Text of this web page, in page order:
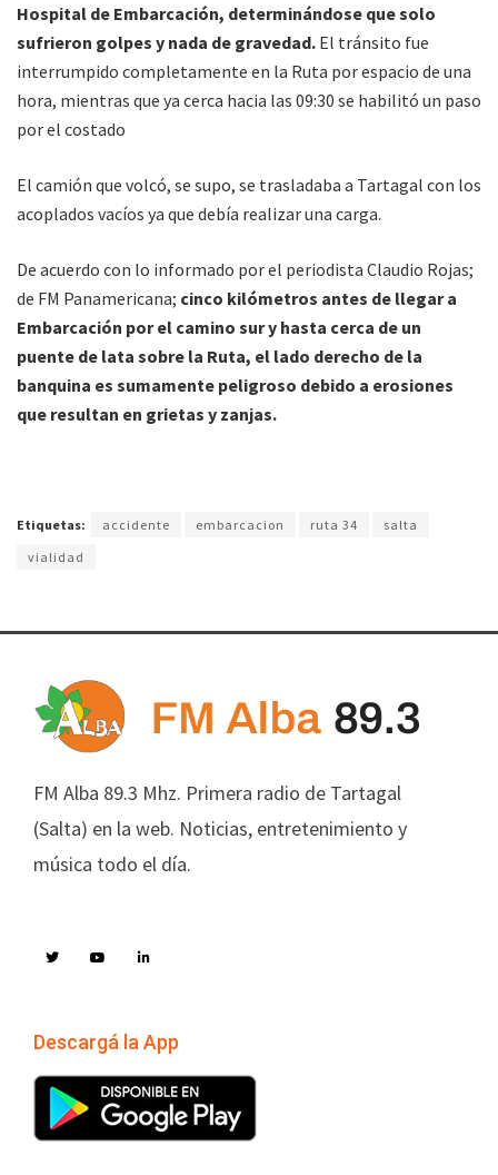
Hospital de Embarcación, determinándose que solo
sufrieron golpes y nada de gravedad. El tránsito fue
interrumpido completamente en la Ruta por espacio de una
hora, mientras que ya cerca hacia las 09:30 se habilitó un paso
por el costado
El camión que volcó, se supo, se trasladaba a Tartagal con los
acoplados vacíos ya que debía realizar una carga.
De acuerdo con lo informado por el periodista Claudio Rojas;
de FM Panamericana; cinco kilómetros antes de llegar a
Embarcación por el camino sur y hasta cerca de un
puente de lata sobre la Ruta, el lado derecho de la
banquina es sumamente peligroso debido a erosiones
que resultan en grietas y zanjas.
Etiquetas: accidente embarcacion ruta 34
salta
vialidad
FM Alba 89.3 Mhz. Primera radio de Tartagal
(Salta) en la web. Noticias, entretenimiento y
música todo el día.
Descargá la App